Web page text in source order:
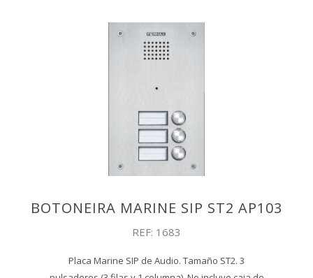
BOTONEIRA MARINE SIP ST2 AP103
REF: 1683
Placa Marine SIP de Audio. Tamaño ST2. 3